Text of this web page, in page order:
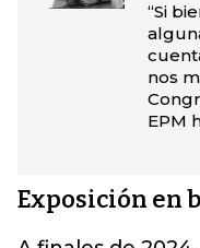
“Si
nos
EPM
Exposición en